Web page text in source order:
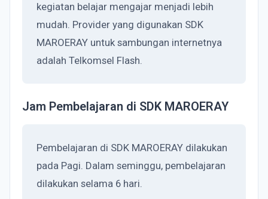
kegiatan belajar mengajar menjadi lebih
mudah. Provider yang digunakan SDK
MAROERAY untuk sambungan internetnya
adalah Telkomsel Flash.
Jam Pembelajaran di SDK MAROERAY
Pembelajaran di SDK MAROERAY dilakukan
pada Pagi. Dalam seminggu, pembelajaran
dilakukan selama 6 hari.